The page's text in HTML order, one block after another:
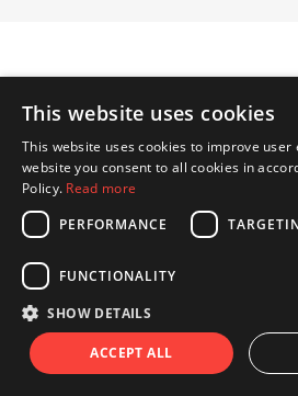
This website uses cookies
This website uses cookies to improve user
website you consent to all cookies in
Policy. Read more
PERFORMANCE
FUNCTIONALITY
SHOW DETAILS
ACCEPT ALL